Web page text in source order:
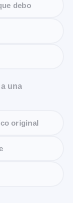
debo
una
original